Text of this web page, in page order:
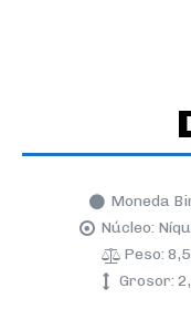
Moneda
Núcleo:
Peso:
Grosor: